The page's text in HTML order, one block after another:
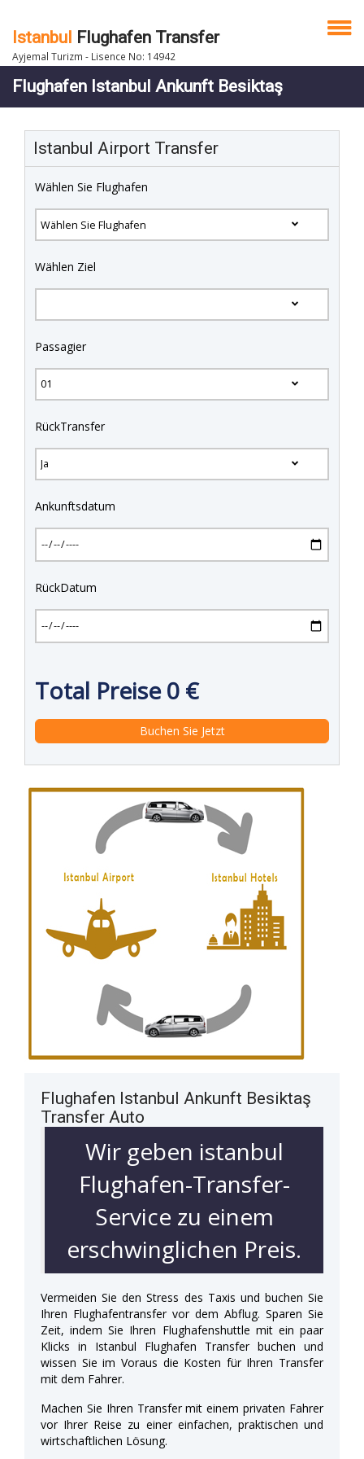
Istanbul Flughafen Transfer
Ayjemal Turizm - Lisence No: 14942
Flughafen Istanbul Ankunft Besiktaş
Istanbul Airport Transfer
Wählen Sie Flughafen
Wählen Ziel
Passagier
RückTransfer
Ankunftsdatum
RückDatum
Total Preise0 €
Flughafen Istanbul Ankunft Besiktaş
Transfer Auto
Wir geben istanbul
Flughafen-Transfer-
Service zu einem
erschwinglichen Preis.
Vermeiden Sie den Stress des Taxis und buchen Sie
Ihren Flughafentransfer vor dem Abflug. Sparen Sie
Zeit, indem Sie Ihren Flughafenshuttle mit ein paar
Klicks in Istanbul Flughafen Transfer buchen und
wissen Sie im Voraus die Kosten für Ihren Transfer
mit dem Fahrer.
Machen Sie Ihren Transfer mit einem privaten Fahrer
vor Ihrer Reise zu einer einfachen, praktischen und
wirtschaftlichen Lösung.